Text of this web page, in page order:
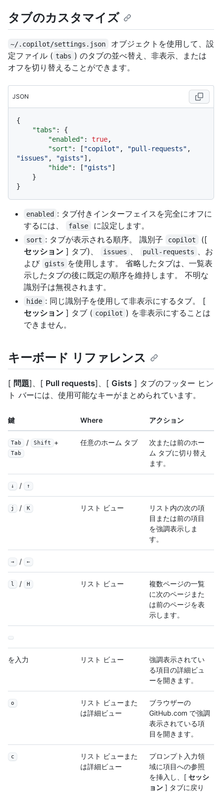
タブのカスタマイズ
~/.copilot/settings.json
オブジェクトを使用して、設
定ファイル ( tabs ) のタブの並べ替え、非表示、または
オフを切り替えることができます。
JSON
{
"tabs" :
{
"enabled" : true,
"sort" : [ "copilot" , "pull-requests" ,
"issues" , "gists"] ,
"hide" : [ "gists"]
}
}
enabled : タブ付きインターフェイスを完全にオフに
するには、
false に設定します。
sort : タブが表示される順序。 識別子 copilot
([
セッション ] タブ)、 issues pull-requests
、お
よび
gists を使用します。 省略したタブは、一覧表
示したタブの後に既定の順序を維持します。 不明な
識別子は無視されます。
hide : 同じ識別子を使用して非表示にするタブ。 [
セッション ] タブ ( copilot ) を非表示にすることは
できません。
キーボード リファレンス
[ 問題]、[ Pull requests]、[ Gists ] タブのフッター ヒン
ト バーには、使用可能なキーがまとめられています。
鍵 Where アクション
Tab / Shift +
Tab
任意のホーム タブ
次または前のホー
ム タブに切り替え
ます。
↓ / ↑
j / K リスト ビュー
リスト内の次の項
目または前の項目
を強調表示しま
す。
→ / ←
l / H リスト ビュー
複数ページの一覧
に次のページまた
は前のページを表
示します。
を入力 リスト ビュー
強調表示されてい
る項目の詳細ビュ
ーを開きます。
o
リスト ビューまた
は詳細ビュー
ブラウザーの
GitHub.com で強調
表示されている項
目を開きます。
c
リスト ビューまた
は詳細ビュー
プロンプト入力領
域に項目への参照
を挿入し、[ セッシ
ョン ] タブに戻り